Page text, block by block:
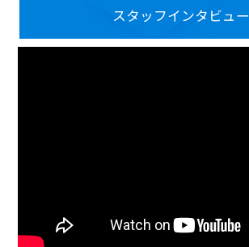
スタッフインタビュー